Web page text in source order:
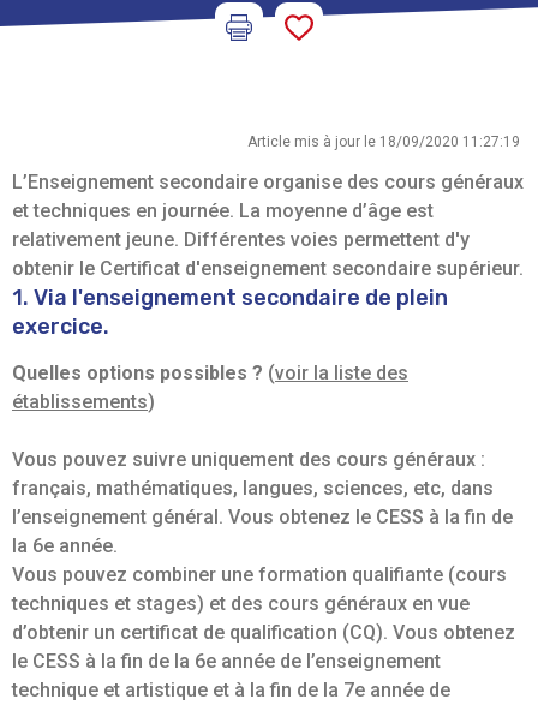
Article mis à jour le 18/09/2020 11:27:19
L’Enseignement secondaire organise des cours généraux
et techniques en journée. La moyenne d’âge est
relativement jeune. Différentes voies permettent d'y
obtenir le Certificat d'enseignement secondaire supérieur.
1. Via l'enseignement secondaire de plein
exercice.
Quelles options possibles ? (voir la liste des
établissements)
Vous pouvez suivre uniquement des cours généraux :
français, mathématiques, langues, sciences, etc, dans
l’enseignement général. Vous obtenez le CESS à la fin de
la 6e année.
Vous pouvez combiner une formation qualifiante (cours
techniques et stages) et des cours généraux en vue
d’obtenir un certificat de qualification (CQ). Vous obtenez
le CESS à la fin de la 6e année de l’enseignement
technique et artistique et à la fin de la 7e année de